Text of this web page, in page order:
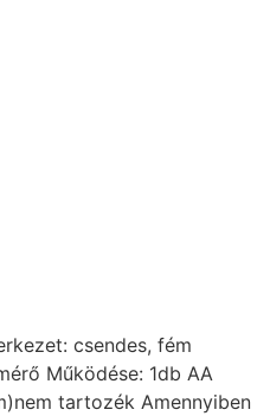
csendes, fém
Működése: 1db AA
tartozék Amennyiben